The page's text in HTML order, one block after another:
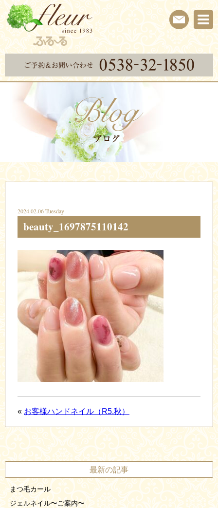
2024.02.06 Tuesday
beauty_1697875110142
« お客様ハンドネイル（R5.秋）
最新の記事
まつ毛カール
ジェルネイル〜ご案内〜